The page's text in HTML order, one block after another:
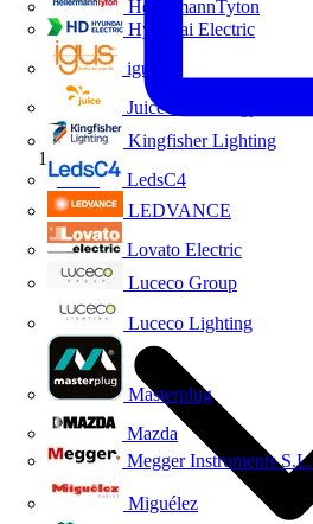
HellermannTyton
Hyundai Electric
igus
Juice Technology
Kingfisher Lighting
LedsC4
LEDVANCE
Lovato Electric
Luceco Group
Luceco Lighting
Masterplug
Mazda
Megger Instruments S.L.
Miguélez
Inicio